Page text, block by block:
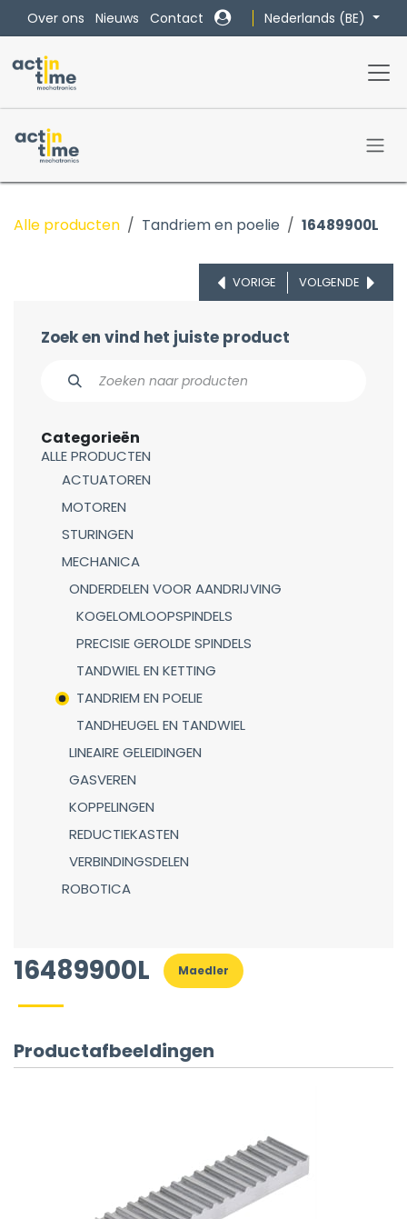
Overslaan naar inhoud
Over ons Nieuws Contact Nederlands (BE)
Alle producten Tandriem en poelie 16489900L
VORIGE VOLGENDE
Zoek en vind het juiste product
Categorieën
ALLE PRODUCTEN
ACTUATOREN
MOTOREN
STURINGEN
MECHANICA
ONDERDELEN VOOR AANDRIJVING
KOGELOMLOOPSPINDELS
PRECISIE GEROLDE SPINDELS
TANDWIEL EN KETTING
TANDRIEM EN POELIE
TANDHEUGEL EN TANDWIEL
LINEAIRE GELEIDINGEN
GASVEREN
KOPPELINGEN
REDUCTIEKASTEN
VERBINDINGSDELEN
ROBOTICA
16489900L Maedler
Productafbeeldingen